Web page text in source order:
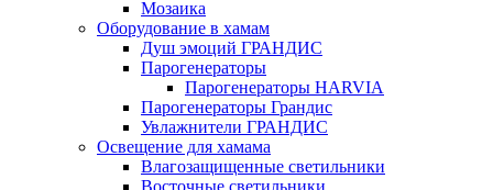
Мозаика
Оборудование в хамам
Душ эмоций ГРАНДИС
Парогенераторы
Парогенераторы HARVIA
Парогенераторы Грандис
Увлажнители ГРАНДИС
Освещение для хамама
Влагозащищенные светильники